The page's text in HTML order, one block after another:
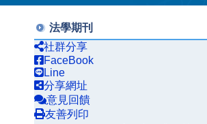
法學期刊
社群分享
FaceBook
Line
分享網址
意見回饋
友善列印